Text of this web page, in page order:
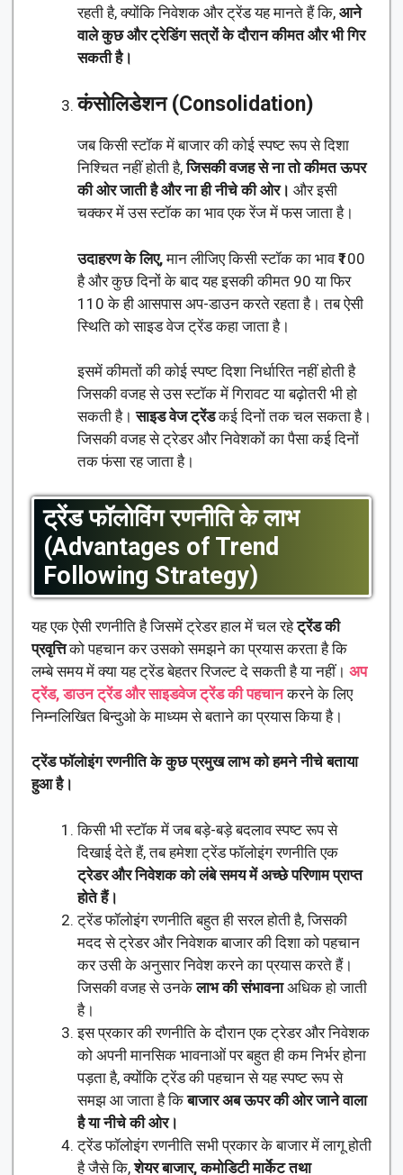
रहती है, क्योंकि निवेशक और ट्रेंड यह मानते हैं कि, आने
वाले कुछ और ट्रेडिंग सत्रों के दौरान कीमत और भी गिर
सकती है।
कंसोलिडेशन (Consolidation)
जब किसी स्टॉक में बाजार की कोई स्पष्ट रूप से दिशा
निश्चित नहीं होती है,जिसकी वजह से ना तो कीमत ऊपर
की ओर जाती है और ना ही नीचे की ओर। और इसी
चक्कर में उस स्टॉक का भाव एक रेंज में फस जाता है।
उदाहरण के लिए,मान लीजिए किसी स्टॉक का भाव ₹100
है और कुछ दिनों के बाद यह इसकी कीमत 90 या फिर
110 के ही आसपास अप-डाउन करते रहता है। तब ऐसी
स्थिति को साइड वेज ट्रेंड कहा जाता है।
इसमें कीमतों की कोई स्पष्ट दिशा निर्धारित नहीं होती है
जिसकी वजह से उस स्टॉक में गिरावट या बढ़ोतरी भी हो
सकती है।साइड वेज ट्रेंडकई दिनों तक चल सकता है।
जिसकी वजह से ट्रेडर और निवेशकों का पैसा कई दिनों
तक फंसा रह जाता है।
ट्रेंड फॉलोविंग रणनीति के लाभ
(Advantages of Trend
Following Strategy)
यह एक ऐसी रणनीति है जिसमें ट्रेडर हाल में चल रहेट्रेंड की
प्रवृत्तिको पहचान कर उसको समझने का प्रयास करता है कि
लम्बे समय में क्या यह ट्रेंड बेहतर रिजल्ट दे सकती है या नहीं। अप
ट्रेंड, डाउन ट्रेंड और साइडवेज ट्रेंड की पहचानकरने के लिए
निम्नलिखित बिन्दुओ के माध्यम से बताने का प्रयास किया है।
ट्रेंड फॉलोइंग रणनीति के कुछ प्रमुख लाभ को हमने नीचे बताया
हुआ है।
किसी भी स्टॉक में जब बड़े-बड़े बदलाव स्पष्ट रूप से
दिखाई देते हैं, तब हमेशा ट्रेंड फॉलोइंग रणनीति एक
ट्रेडर और निवेशक को लंबे समय में अच्छे परिणाम प्राप्त
होते हैं।
ट्रेंड फॉलोइंग रणनीति बहुत ही सरल होती है, जिसकी
मदद से ट्रेडर और निवेशक बाजार की दिशा को पहचान
कर उसी के अनुसार निवेश करने का प्रयास करते हैं।
जिसकी वजह से उनकेलाभ की संभावनाअधिक हो जाती
है।
इस प्रकार की रणनीति के दौरान एक ट्रेडर और निवेशक
को अपनी मानसिक भावनाओं पर बहुत ही कम निर्भर होना
पड़ता है, क्योंकि ट्रेंड की पहचान से यह स्पष्ट रूप से
समझ आ जाता है किबाजार अब ऊपर की ओर जाने वाला
है या नीचे की ओर।
ट्रेंड फॉलोइंग रणनीति सभी प्रकार के बाजार में लागू होती
है जैसे कि,शेयर बाजार, कमोडिटी मार्केट तथा